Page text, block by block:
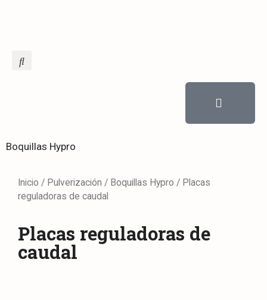
Boquillas Hypro
Inicio / Pulverización / Boquillas Hypro / Placas
reguladoras de caudal
Placas reguladoras de
caudal